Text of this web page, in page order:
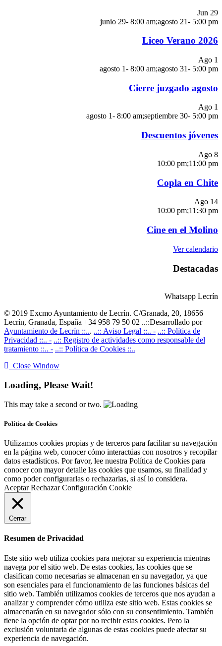
Jun 29
junio 29- 8:00 am;agosto 21- 5:00 pm
Liceo Verano 2026
Ago 1
agosto 1- 8:00 am;agosto 31- 5:00 pm
Cierre juzgado agosto
Ago 1
agosto 1- 8:00 am;septiembre 30- 5:00 pm
Descuentos jóvenes
Ago 8
10:00 pm;11:00 pm
Copla en Chite
Ago 14
10:00 pm;11:30 pm
Cine en el Molino
Ver calendario
Destacadas
Whatsapp Lecrín
© 2019 Excmo Ayuntamiento de Lecrín. C/Granada, 20, 18656
Lecrín, Granada, España +34 958 79 50 02 ..::Desarrollado por
Ayuntamiento de Lecrín ::... ..:: Aviso Legal ::.. - ..:: Política de
Privacidad ::.. - ..:: Registro de actividades como responsable del
tratamiento ::.. - ..:: Política de Cookies ::..
Close Window
Loading, Please Wait!
This may take a second or two.
Política de Cookies
Utilizamos cookies propias y de terceros para facilitar su navegación
en la página web, conocer cómo interactúas con nosotros y recopilar
datos estadísticos. Por favor, lee nuestra Política de Cookies para
conocer con mayor detalle las cookies que usamos, su finalidad y
como poder configurarlas o rechazarlas, si así lo considera.
Aceptar Rechazar Configuración Cookie
Cerrar
Resumen de Privacidad
Este sitio web utiliza cookies para mejorar su experiencia mientras
navega por el sitio web. De estas cookies, las cookies que se
clasifican como necesarias se almacenan en su navegador, ya que
son esenciales para el funcionamiento de las funciones básicas del
sitio web. También utilizamos cookies de terceros que nos ayudan a
analizar y comprender cómo utiliza este sitio web. Estas cookies se
almacenarán en su navegador sólo con su consentimiento. También
tiene la opción de optar por no recibir estas cookies. Pero la
exclusión voluntaria de algunas de estas cookies puede afectar su
experiencia de navegación.